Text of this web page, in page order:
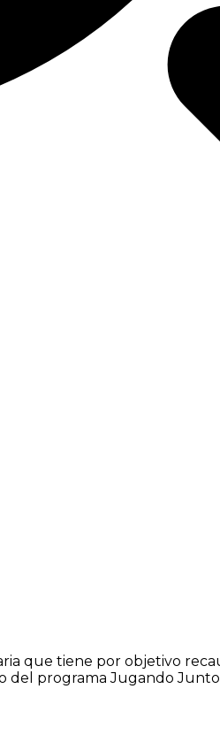
que tiene por objetivo
programa Jugando